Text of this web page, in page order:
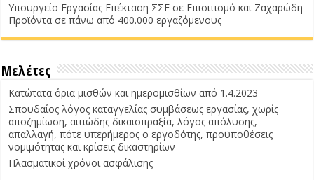
Υπουργείο Εργασίας Επέκταση ΣΣΕ σε Επισιτισμό και Ζαχαρώδη
Προϊόντα σε πάνω από 400.000 εργαζόμενους
Μελέτες
Κατώτατα όρια μισθών και ημερομισθίων από 1.4.2023
Σπουδαίος λόγος καταγγελίας συμβάσεως εργασίας, χωρίς
αποζημίωση, αιτιώδης δικαιοπραξία, λόγος απόλυσης,
απαλλαγή, πότε υπερήμερος ο εργοδότης, προϋποθέσεις
νομιμότητας και κρίσεις δικαστηρίων
Πλασματικοί χρόνοι ασφάλισης